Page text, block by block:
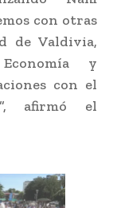
con otras
de Valdivia,
y
con el
afirmó el